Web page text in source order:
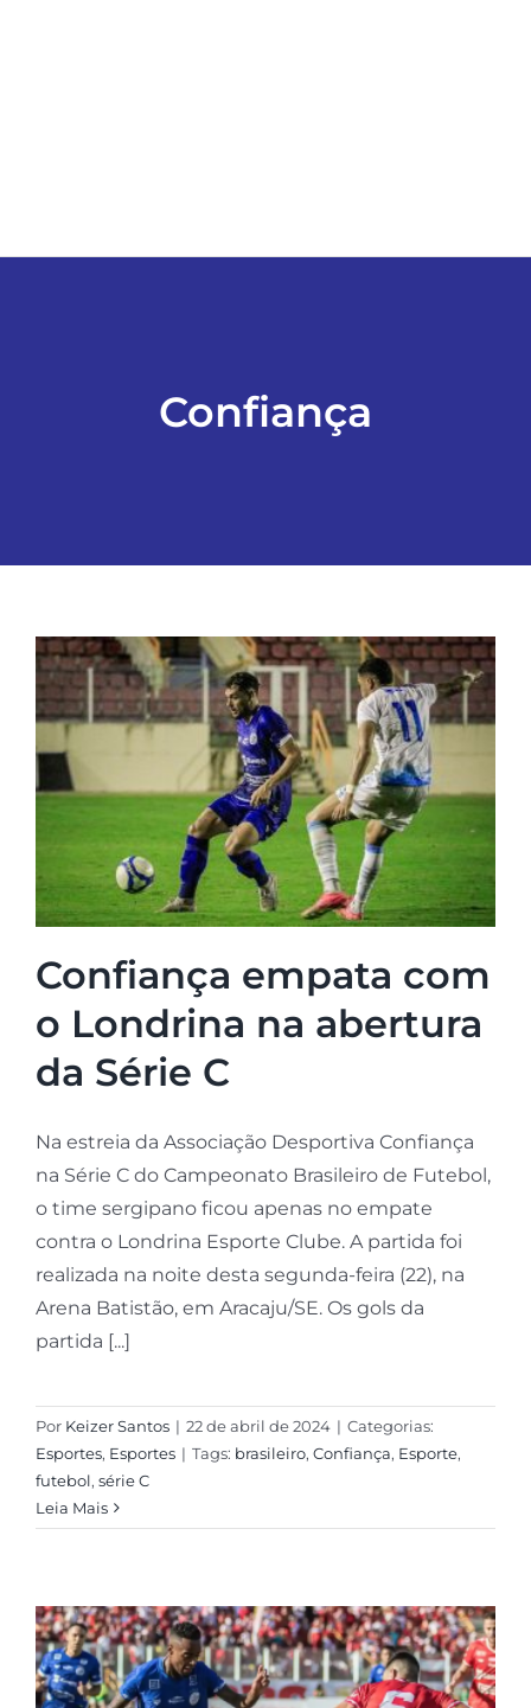
EDIÇÕES EM PDFConfiança
Confiança empata com
o Londrina na abertura
da Série C
Na estreia da Associação Desportiva Confiança
na Série C do Campeonato Brasileiro de Futebol,
o time sergipano ficou apenas no empate
contra o Londrina Esporte Clube. A partida foi
realizada na noite desta segunda-feira (22), na
Arena Batistão, em Aracaju/SE. Os gols da
partida [...]
Por Keizer Santos | 22 de abril de 2024 | Categorias:
Esportes, Esportes | Tags: brasileiro, Confiança, Esporte,
futebol, série C
Leia Mais